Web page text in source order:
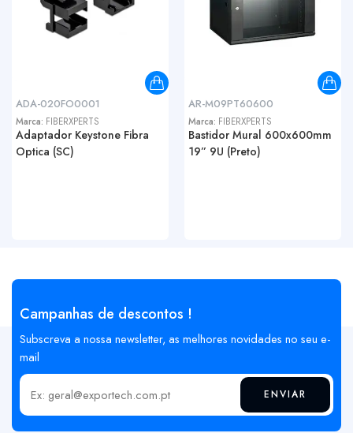
ADA-020FO0001
Marca: FIBERXPERTS
Adaptador Keystone Fibra
Optica (SC)
AR-M09PT60600
Marca: FIBERXPERTS
Bastidor Mural 600x600mm
19” 9U (Preto)
Campanhas de descontos !
Subscreva a nossa newsletter, as melhores novidades no seu e-
mail
Insira o seu email ENVIAR